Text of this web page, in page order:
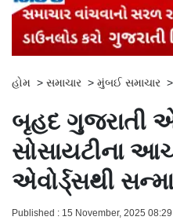
હોમ > સમાચાર > મુંબઈ સમાચાર >
બૃહદ ગુજરાતી
સોસાયટીના
એવોર્ડ્સથી
Published : 15 November, 2025